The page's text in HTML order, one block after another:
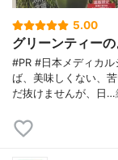
5.00
グリーンティー
#PR #日本メディカ
ば、美味しくない、
だ抜けませんが、日…